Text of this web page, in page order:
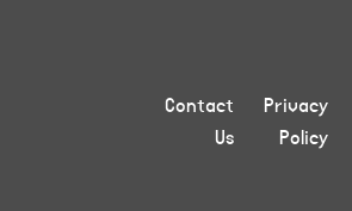
Privacy
Policy
Contact
Us